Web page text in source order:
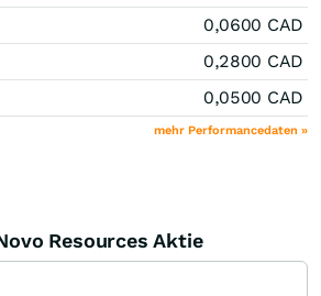
0,0600 CAD
0,2800 CAD
0,0500 CAD
mehr Performancedaten »
Resources Aktie